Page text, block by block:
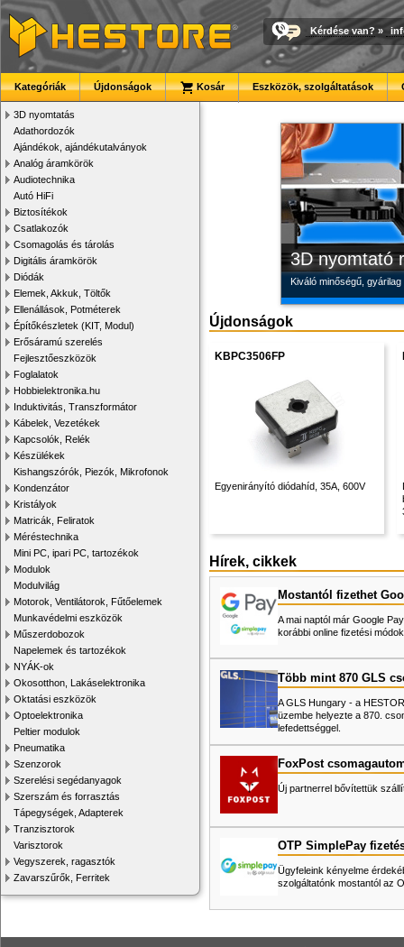
Kérdése van? »
Kategóriák Újdonságok Kosár Eszközök, szolgáltatások
3D nyomtatás
Adathordozók
Ajándékok, ajándékutalványok
Analóg áramkörök
Audiotechnika
Autó HiFi
Biztosítékok
Csatlakozók
Csomagolás és tárolás
Digitális áramkörök
Diódák
Elemek, Akkuk, Töltők
Ellenállások, Potméterek
Építőkészletek (KIT, Modul)
Erősáramú szerelés
Fejlesztőeszközök
Foglalatok
Hobbielektronika.hu
Induktivitás, Transzformátor
Kábelek, Vezetékek
Kapcsolók, Relék
Készülékek
Kishangszórók, Piezók, Mikrofonok
Kondenzátor
Kristályok
Matricák, Feliratok
Méréstechnika
Mini PC, ipari PC, tartozékok
Modulok
Modulvilág
Motorok, Ventilátorok, Fűtőelemek
Munkavédelmi eszközök
Műszerdobozok
Napelemek és tartozékok
NYÁK-ok
Okosotthon, Lakáselektronika
Oktatási eszközök
Optoelektronika
Peltier modulok
Pneumatika
Szenzorok
Szerelési segédanyagok
Szerszám és forrasztás
Tápegységek, Adapterek
Tranzisztorok
Varisztorok
Vegyszerek, ragasztók
Zavarszűrők, Ferritek
3D nyomtató
Kiváló minőségű,
Új PLA
Megbízható
Modulvilág
Újdonságok
KBPC3506FP
Egyenirányító diódahíd, 35A, 600V
Hírek, cikkek
Mostantól fizethet
A mai naptól már Google
korábbi online fizetési
Több mint 870 GLS
A GLS Hungary - a
üzembe helyezte a 870.
lefedettséggel.
FoxPost
Új partnerrel bővítettük
OTP SimplePay
Ügyfeleink kényelme
szolgáltatónk mostantól az